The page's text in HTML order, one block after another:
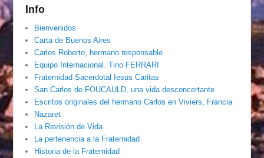
Info
Bienvenidos
Carta de Buenos Aires
Carlos Roberto, hermano responsable
Equipo Internacional. Tino FERRARI
Fraternidad Sacerdotal Iesus Caritas
San Carlos de FOUCAULD, una vida desconcertante
Escritos originales del hermano Carlos en Viviers, Francia
Nazaret
La Revisión de Vida
La pertenencia a la Fraternidad
Historia de la Fraternidad